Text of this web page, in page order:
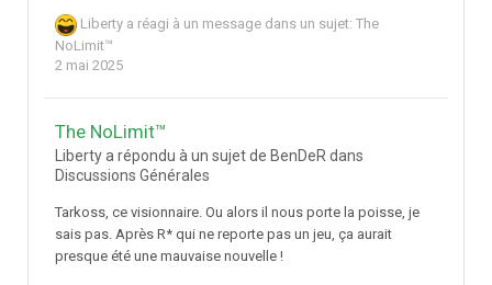
Liberty a réagi à un message dans un sujet: The
NoLimit™
2 mai 2025
The NoLimit™
Liberty a répondu à un sujet de BenDeR dans
Discussions Générales
Tarkoss, ce visionnaire. Ou alors il nous porte la poisse, je
sais pas. Après R* qui ne reporte pas un jeu, ça aurait
presque été une mauvaise nouvelle !